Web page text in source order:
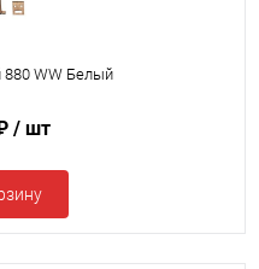
WW Белый
/ шт